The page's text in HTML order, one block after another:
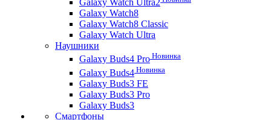
Galaxy Watch Ultra2
Galaxy Watch8
Galaxy Watch8 Classic
Galaxy Watch Ultra
Наушники
Galaxy Buds4 Pro Новинка
Galaxy Buds4 Новинка
Galaxy Buds3 FE
Galaxy Buds3 Pro
Galaxy Buds3
Смартфоны